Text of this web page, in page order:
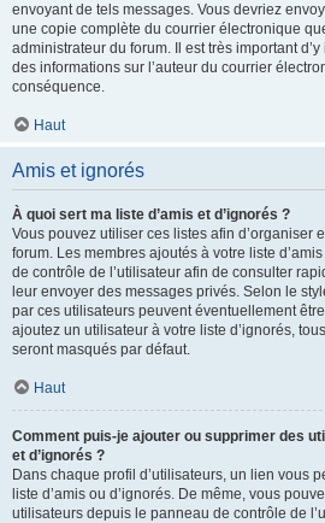
envoyant de tels messages. Vous devriez
une copie complète du courrier électronique
administrateur du forum. Il est très important
des informations sur l’auteur du courrier
conséquence.
Haut
Amis et ignorés
À quoi sert ma liste d’amis et d’ignorés ?
Vous pouvez utiliser ces listes afin d’organiser
forum. Les membres ajoutés à votre liste
de contrôle de l’utilisateur afin de consulter
leur envoyer des messages privés. Selon le
par ces utilisateurs peuvent éventuellement
ajoutez un utilisateur à votre liste d’ignorés,
seront masqués par défaut.
Haut
Comment puis-je ajouter ou supprimer des
et d’ignorés ?
Dans chaque profil d’utilisateurs, un lien vous
liste d’amis ou d’ignorés. De même, vous
utilisateurs depuis le panneau de contrôle de